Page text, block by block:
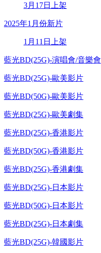
3月17日上架
2025年1月份新片
1月11日上架
藍光BD(25G)-演唱會/音樂會
藍光BD(25G)-歐美影片
藍光BD(50G)-歐美影片
藍光BD(25G)-歐美劇集
藍光BD(25G)-香港影片
藍光BD(50G)-香港影片
藍光BD(25G)-香港劇集
藍光BD(25G)-日本影片
藍光BD(50G)-日本影片
藍光BD(25G)-日本劇集
藍光BD(25G)-韓國影片